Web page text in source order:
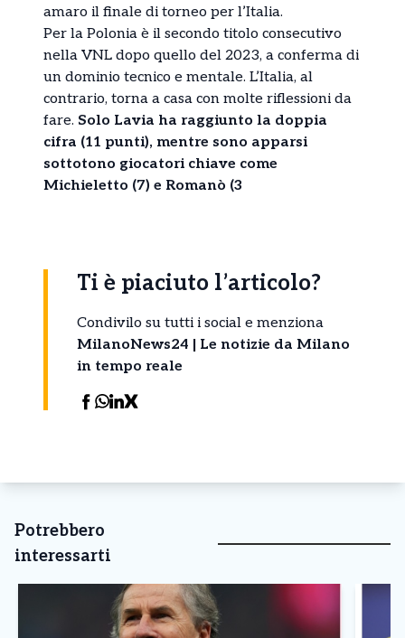
amaro il finale di torneo per l’Italia.
Per la Polonia è il secondo titolo consecutivo
nella VNL dopo quello del 2023, a conferma di
un dominio tecnico e mentale. L’Italia, al
contrario, torna a casa con molte riflessioni da
fare. Solo Lavia ha raggiunto la doppia
cifra (11 punti), mentre sono apparsi
sottotono giocatori chiave come
Michieletto (7) e Romanò (3
Ti è piaciuto l’articolo?
Condivilo su tutti i social e menziona
MilanoNews24 | Le notizie da Milano
in tempo reale
Potrebbero
interessarti